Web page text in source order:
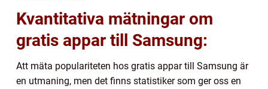
Kvantitativa mätningar om
gratis appar till Samsung:
Att mäta populariteten hos gratis appar till Samsung är
en utmaning, men det finns statistiker som ger oss en